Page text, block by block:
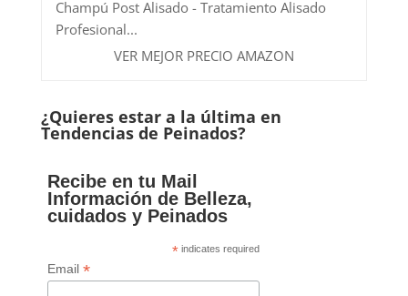
Champú Post Alisado - Tratamiento Alisado
Profesional...
VER MEJOR PRECIO AMAZON
¿Quieres estar a la última en
Tendencias de Peinados?
Recibe en tu Mail
Información de Belleza,
cuidados y Peinados
* indicates required
Email*